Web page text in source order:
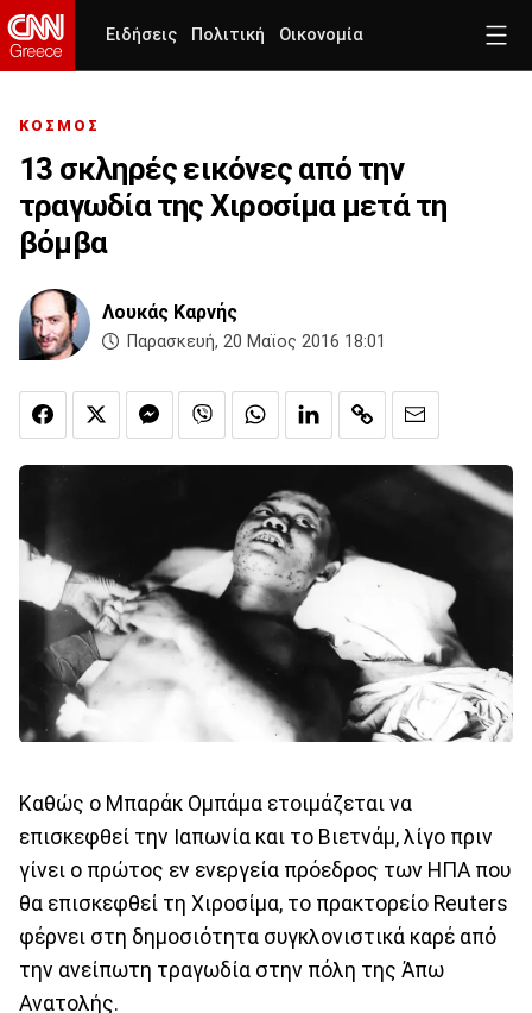
Ειδήσεις Πολιτική Οικονομία
ΚΟΣΜΟΣ
13 σκληρές εικόνες από την
τραγωδία της Χιροσίμα μετά τη
βόμβα
Λουκάς Καρνής
Παρασκευή, 20 Μαϊος 2016 18:01
Καθώς ο Μπαράκ Ομπάμα ετοιμάζεται να
επισκεφθεί την Ιαπωνία και το Βιετνάμ, λίγο πριν
γίνει ο πρώτος εν ενεργεία πρόεδρος των ΗΠΑ που
θα επισκεφθεί τη Χιροσίμα, το πρακτορείο Reuters
φέρνει στη δημοσιότητα συγκλονιστικά καρέ από
την ανείπωτη τραγωδία στην πόλη της Άπω
Ανατολής.